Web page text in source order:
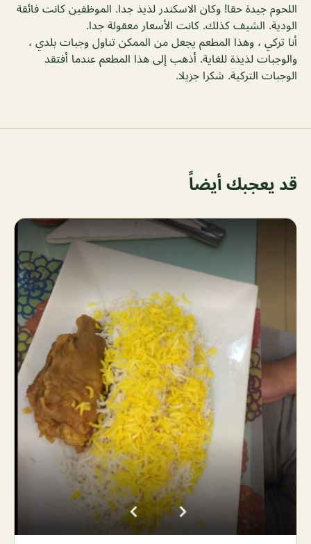
اللحوم جيدة حقا! وكان الاسكندر لذيذ جدا. الموظفين كانت فائقة
الودية. الشيف كذلك. كانت الأسعار معقولة جدا.
أنا تركي ، وهذا المطعم يجعل من الممكن تناول وجبات بلدي ،
والوجبات لذيذة للغاية. أذهب إلى هذا المطعم عندما أفتقد
الوجبات التركية. شكرا جزيلا.
قد يعجبك أيضاً